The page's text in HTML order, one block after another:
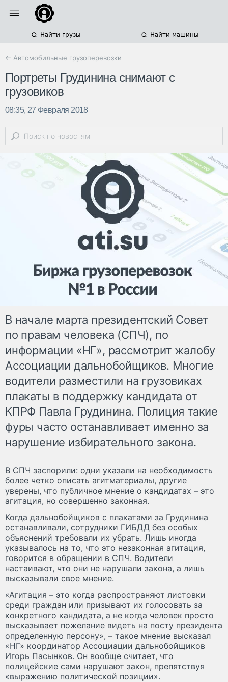
Найти грузы Найти машины
← Автомобильные грузоперевозки
Портреты Грудинина снимают с
грузовиков
08:35, 27 Февраля 2018
В начале марта президентский Совет
по правам человека (СПЧ), по
информации «НГ», рассмотрит жалобу
Ассоциации дальнобойщиков. Многие
водители разместили на грузовиках
плакаты в поддержку кандидата от
КПРФ Павла Грудинина. Полиция такие
фуры часто останавливает именно за
нарушение избирательного закона.
В СПЧ заспорили: одни указали на необходимость
более четко описать агитматериалы, другие
уверены, что публичное мнение о кандидатах – это
агитация, но совершенно законная.
Когда дальнобойщиков с плакатами за Грудинина
останавливали, сотрудники ГИБДД без особых
объяснений требовали их убрать. Лишь иногда
указывалось на то, что это незаконная агитация,
говорится в обращении в СПЧ. Водители
настаивают, что они не нарушали закона, а лишь
высказывали свое мнение.
«Агитация – это когда распространяют листовки
среди граждан или призывают их голосовать за
конкретного кандидата, а не когда человек просто
высказывает пожелание видеть на посту президента
определенную персону», – такое мнение высказал
«НГ» координатор Ассоциации дальнобойщиков
Игорь Пасынков. Он вообще считает, что
полицейские сами нарушают закон, препятствуя
«выражению политической позиции».